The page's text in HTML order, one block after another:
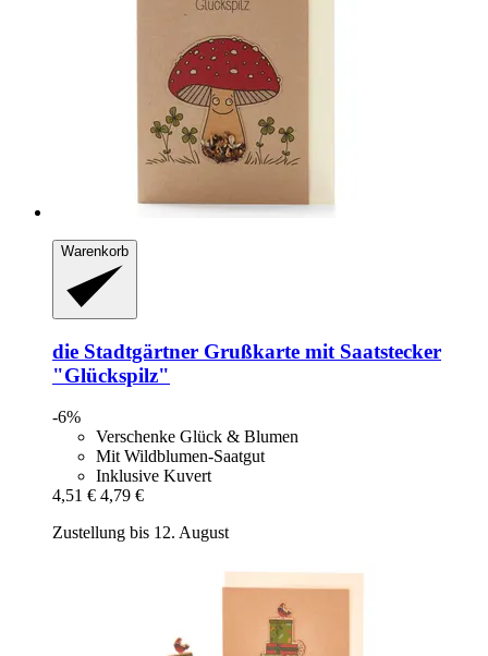
Warenkorb
die Stadtgärtner Grußkarte mit Saatstecker
"Glückspilz"
-6%
Verschenke Glück & Blumen
Mit Wildblumen-Saatgut
Inklusive Kuvert
4,51 € 4,79 €
Zustellung bis 12. August